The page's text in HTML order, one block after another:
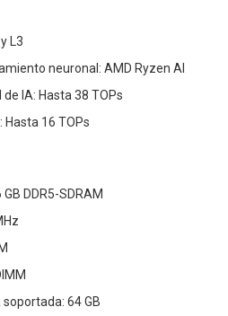
L3
neuronal: AMD Ryzen AI
IA: Hasta 38 TOPs
Hasta 16 TOPs
DDR5-SDRAM
64 GB